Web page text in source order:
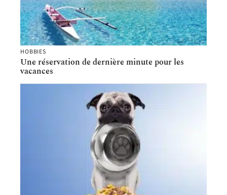
HOBBIES
Une réservation de dernière minute pour les
vacances